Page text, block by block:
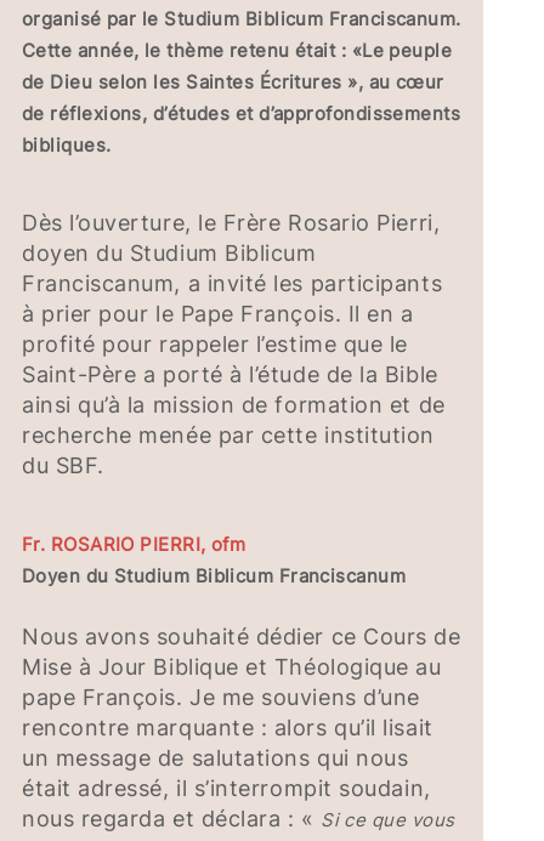
organisé par le Studium Biblicum Franciscanum.
Cette année, le thème retenu était : «Le peuple
de Dieu selon les Saintes Écritures », au cœur
de réflexions, d’études et d’approfondissements
bibliques.
Dès l’ouverture, le Frère Rosario Pierri,
doyen du Studium Biblicum
Franciscanum, a invité les participants
à prier pour le Pape François. Il en a
profité pour rappeler l’estime que le
Saint-Père a porté à l’étude de la Bible
ainsi qu’à la mission de formation et de
recherche menée par cette institution
du SBF.
Fr. ROSARIO PIERRI, ofm
Doyen du Studium Biblicum Franciscanum
Nous avons souhaité dédier ce Cours de
Mise à Jour Biblique et Théologique au
pape François. Je me souviens d’une
rencontre marquante : alors qu’il lisait
un message de salutations qui nous
était adressé, il s’interrompit soudain,
nous regarda et déclara : « Si ce que vous